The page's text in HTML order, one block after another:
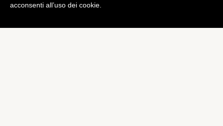
acconsenti all’uso dei cookie.